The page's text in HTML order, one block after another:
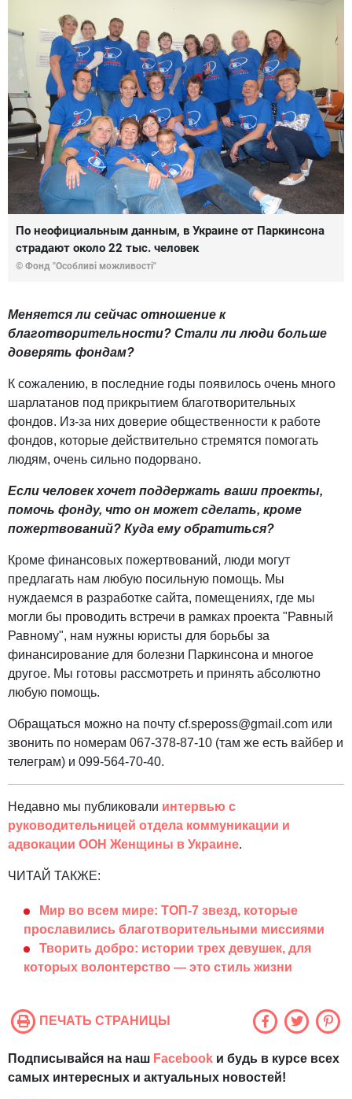
По неофициальным данным, в Украине от Паркинсона
страдают около 22 тыс. человек
© Фонд "Особливі можливості"
Меняется ли сейчас отношение к
благотворительности? Стали ли люди больше
доверять фондам?
К сожалению, в последние годы появилось очень много
шарлатанов под прикрытием благотворительных
фондов. Из-за них доверие общественности к работе
фондов, которые действительно стремятся помогать
людям, очень сильно подорвано.
Если человек хочет поддержать ваши проекты,
помочь фонду, что он может сделать, кроме
пожертвований? Куда ему обратиться?
Кроме финансовых пожертвований, люди могут
предлагать нам любую посильную помощь. Мы
нуждаемся в разработке сайта, помещениях, где мы
могли бы проводить встречи в рамках проекта "Равный
Равному", нам нужны юристы для борьбы за
финансирование для болезни Паркинсона и многое
другое. Мы готовы рассмотреть и принять абсолютно
любую помощь.
Обращаться можно на почту cf.speposs@gmail.com или
звонить по номерам 067-378-87-10 (там же есть вайбер и
телеграм) и 099-564-70-40.
Недавно мы публиковали интервью с
руководительницей отдела коммуникации и
адвокации ООН Женщины в Украине.
ЧИТАЙ ТАКЖЕ:
Мир во всем мире: ТОП-7 звезд, которые
прославились благотворительными миссиями
Творить добро: истории трех девушек, для
которых волонтерство — это стиль жизни
ПЕЧАТЬ СТРАНИЦЫ
Подписывайся на наш Facebook и будь в курсе всех
самых интересных и актуальных новостей!